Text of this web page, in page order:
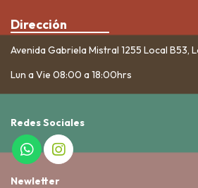
Dirección
Avenida Gabriela Mistral 1255 Local B53,
Lun a Vie 08:00 a 18:00hrs
Redes Sociales
Newletter